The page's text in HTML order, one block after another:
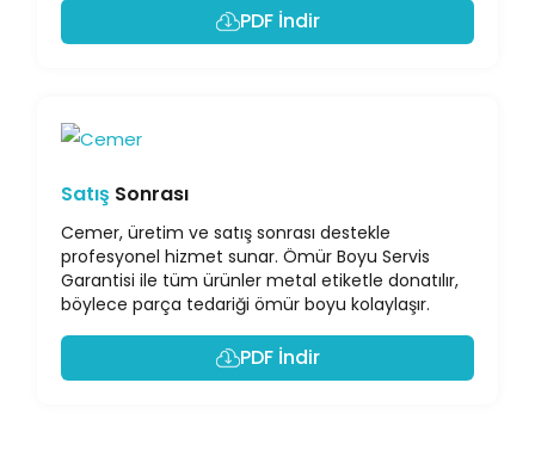
PDF İndir
Satış Sonrası
Cemer, üretim ve satış sonrası destekle
profesyonel hizmet sunar. Ömür Boyu Servis
Garantisi ile tüm ürünler metal etiketle donatılır,
böylece parça tedariği ömür boyu kolaylaşır.
PDF İndir